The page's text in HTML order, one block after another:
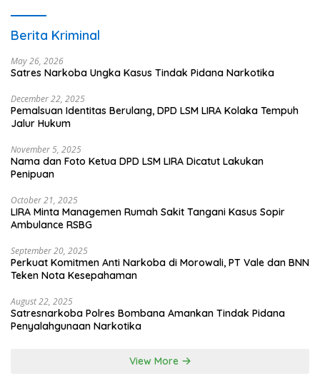
Berita Kriminal
May 26, 2026
Satres Narkoba Ungka Kasus Tindak Pidana Narkotika
December 22, 2025
Pemalsuan Identitas Berulang, DPD LSM LIRA Kolaka Tempuh
Jalur Hukum
November 5, 2025
Nama dan Foto Ketua DPD LSM LIRA Dicatut Lakukan
Penipuan
October 21, 2025
LIRA Minta Managemen Rumah Sakit Tangani Kasus Sopir
Ambulance RSBG
September 20, 2025
Perkuat Komitmen Anti Narkoba di Morowali, PT Vale dan BNN
Teken Nota Kesepahaman
August 22, 2025
Satresnarkoba Polres Bombana Amankan Tindak Pidana
Penyalahgunaan Narkotika
View More